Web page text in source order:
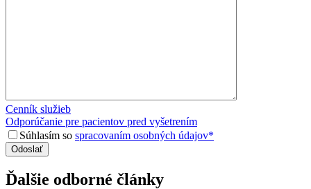
Cenník služieb
Odporúčanie pre pacientov pred vyšetrením
Súhlasím so spracovaním osobných údajov*
Ďalšie odborné články